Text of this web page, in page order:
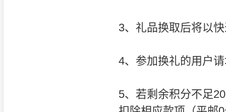
3、礼品换取后将以
4、参加换礼的用户
5、若剩余积分不足